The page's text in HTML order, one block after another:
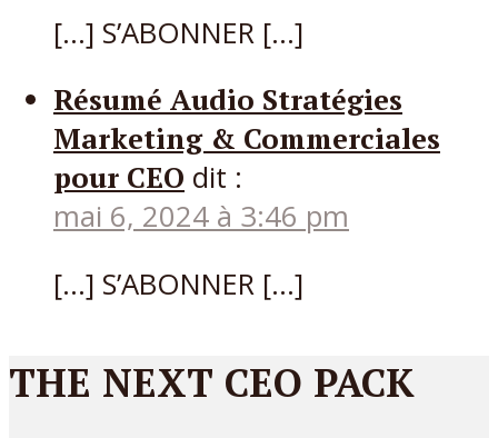
[…] S’ABONNER […]
Résumé Audio Stratégies
Marketing & Commerciales
pour CEO dit :
mai 6, 2024 à 3:46 pm
[…] S’ABONNER […]
THE NEXT CEO PACK